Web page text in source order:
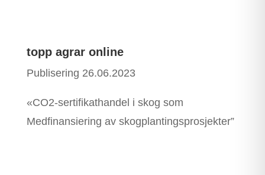
topp agrar online
Publisering 26.06.2023
«CO2-sertifikathandel i skog som
Medfinansiering av skogplantingsprosjekter”